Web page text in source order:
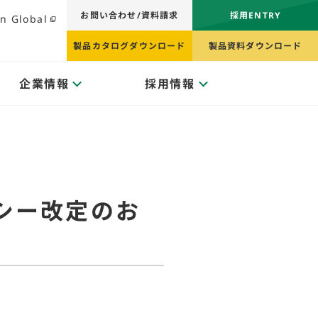
Global お問い合わせ/資料請求
製品カタログダウンロード
採用ENTRY
製品資料ダウンロード
企業情報 採用情報
ー改定のお